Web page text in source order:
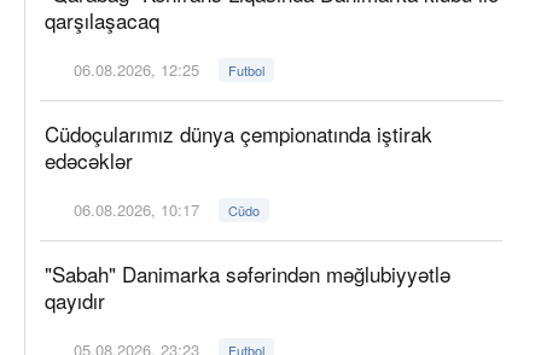
qarşılaşacaq
06.08.2026, 12:25 Futbol
Cüdoçularımız dünya çempionatında iştirak
edəcəklər
06.08.2026, 10:17 Cüdo
"Sabah" Danimarka səfərindən məğlubiyyətlə
qayıdır
05.08.2026, 23:23 Futbol